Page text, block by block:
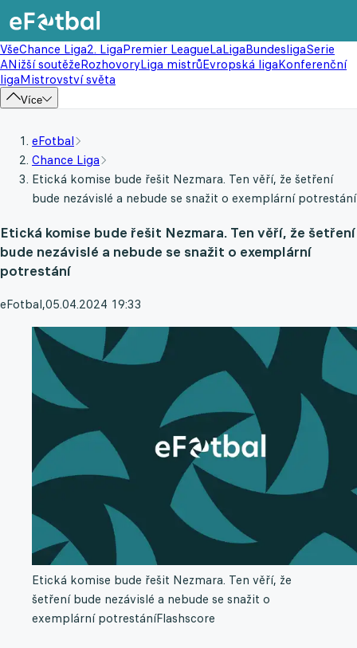
VšeChance Liga2. LigaPremier LeagueLaLigaBundesligaSerie
ANižší soutěžeRozhovoryLiga mistrůEvropská ligaKonferenční
ligaMistrovství světa
Více
eFotbal
Chance Liga
Etická komise bude řešit Nezmara. Ten věří, že šetření
bude nezávislé a nebude se snažit o exemplární potrestání
Etická komise bude řešit Nezmara. Ten věří, že šetření
bude nezávislé a nebude se snažit o exemplární
potrestání
eFotbal,05.04.2024 19:33
Etická komise bude řešit Nezmara. Ten věří, že
šetření bude nezávislé a nebude se snažit o
exemplární potrestáníFlashscore